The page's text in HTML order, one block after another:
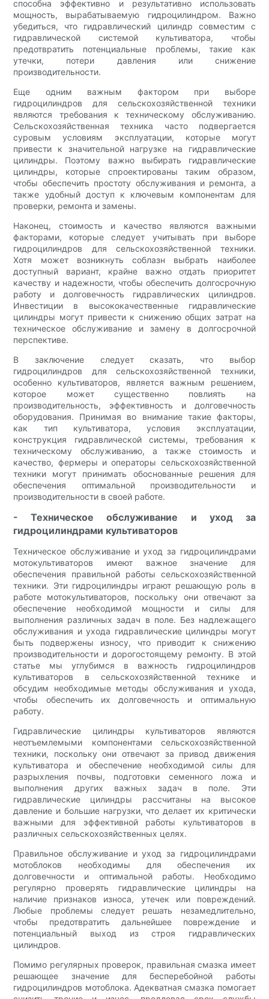
способна эффективно и результативно использовать
мощность, вырабатываемую гидроцилиндром. Важно
убедиться, что гидравлический цилиндр совместим с
гидравлической системой культиватора, чтобы
предотвратить потенциальные проблемы, такие как
утечки, потери давления или снижение
производительности.
Еще одним важным фактором при выборе
гидроцилиндров для сельскохозяйственной техники
являются требования к техническому обслуживанию.
Сельскохозяйственная техника часто подвергается
суровым условиям эксплуатации, которые могут
привести к значительной нагрузке на гидравлические
цилиндры. Поэтому важно выбирать гидравлические
цилиндры, которые спроектированы таким образом,
чтобы обеспечить простоту обслуживания и ремонта, а
также удобный доступ к ключевым компонентам для
проверки, ремонта и замены.
Наконец, стоимость и качество являются важными
факторами, которые следует учитывать при выборе
гидроцилиндров для сельскохозяйственной техники.
Хотя может возникнуть соблазн выбрать наиболее
доступный вариант, крайне важно отдать приоритет
качеству и надежности, чтобы обеспечить долгосрочную
работу и долговечность гидравлических цилиндров.
Инвестиции в высококачественные гидравлические
цилиндры могут привести к снижению общих затрат на
техническое обслуживание и замену в долгосрочной
перспективе.
В заключение следует сказать, что выбор
гидроцилиндров для сельскохозяйственной техники,
особенно культиваторов, является важным решением,
которое может существенно повлиять на
производительность, эффективность и долговечность
оборудования. Принимая во внимание такие факторы,
как тип культиватора, условия эксплуатации,
конструкция гидравлической системы, требования к
техническому обслуживанию, а также стоимость и
качество, фермеры и операторы сельскохозяйственной
техники могут принимать обоснованные решения для
обеспечения оптимальной производительности и
производительности в своей работе.
- Техническое обслуживание и уход за
гидроцилиндрами культиваторов
Техническое обслуживание и уход за гидроцилиндрами
мотокультиваторов имеют важное значение для
обеспечения правильной работы сельскохозяйственной
техники. Эти гидроцилиндры играют решающую роль в
работе мотокультиваторов, поскольку они отвечают за
обеспечение необходимой мощности и силы для
выполнения различных задач в поле. Без надлежащего
обслуживания и ухода гидравлические цилиндры могут
быть подвержены износу, что приводит к снижению
производительности и дорогостоящему ремонту. В этой
статье мы углубимся в важность гидроцилиндров
культиваторов в сельскохозяйственной технике и
обсудим необходимые методы обслуживания и ухода,
чтобы обеспечить их долговечность и оптимальную
работу.
Гидравлические цилиндры культиваторов являются
неотъемлемыми компонентами сельскохозяйственной
техники, поскольку они отвечают за привод движения
культиватора и обеспечение необходимой силы для
разрыхления почвы, подготовки семенного ложа и
выполнения других важных задач в поле. Эти
гидравлические цилиндры рассчитаны на высокое
давление и большие нагрузки, что делает их критически
важными для эффективной работы культиваторов в
различных сельскохозяйственных целях.
Правильное обслуживание и уход за гидроцилиндрами
мотоблоков необходимы для обеспечения их
долговечности и оптимальной работы. Необходимо
регулярно проверять гидравлические цилиндры на
наличие признаков износа, утечек или повреждений.
Любые проблемы следует решать незамедлительно,
чтобы предотвратить дальнейшее повреждение и
потенциальный выход из строя гидравлических
цилиндров.
Помимо регулярных проверок, правильная смазка имеет
решающее значение для бесперебойной работы
гидроцилиндров мотоблока. Адекватная смазка помогает